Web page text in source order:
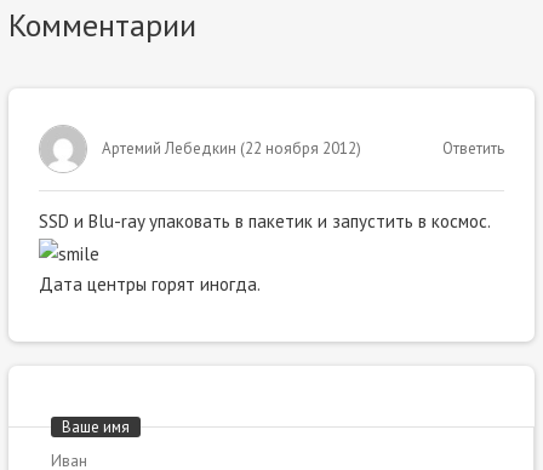
Комментарии
Артемий Лебедкин (22 ноября 2012) Ответить
SSD и Blu-ray упаковать в пакетик и запустить в космос.
Дата центры горят иногда.
Ваше имя